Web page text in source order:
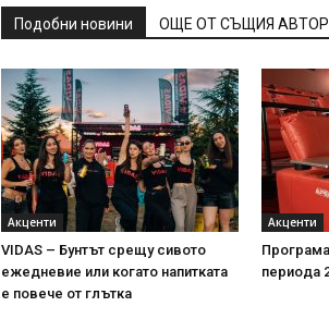
Подобни новини ОЩЕ ОТ СЪЩИЯ АВТОР
Акценти
VIDAS – Бунтът срещу сивото
ежедневие или когато напитката
е повече от глътка
Акценти
периода